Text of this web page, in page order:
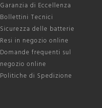
Garanzia di Eccellenza
Bollettini Tecnici
Sicurezza delle batterie
Resi in negozio online
Domande frequenti sul
negozio online
Politiche di Spedizione